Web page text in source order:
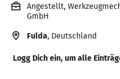
Angestellt,
GmbH
Fulda, Deutschland
Logg Dich ein, um alle